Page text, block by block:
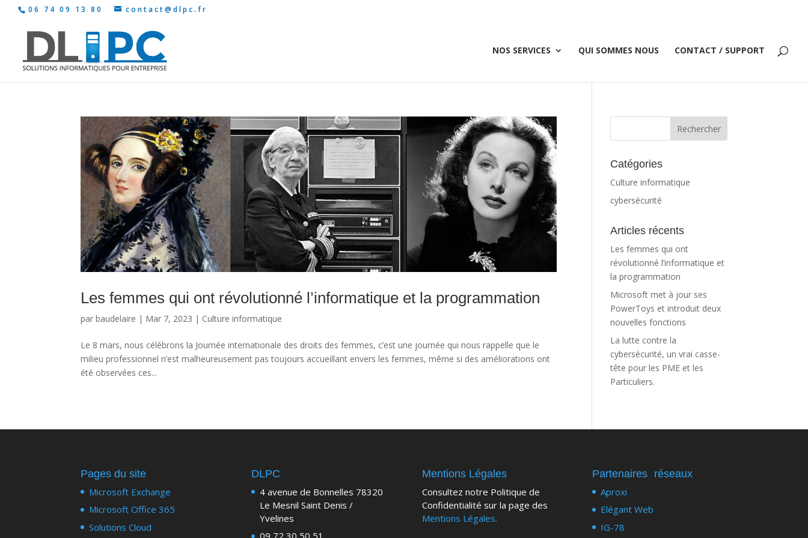
06 74 09 13 80 contact@dlpc.fr
NOS SERVICES QUI SOMMES NOUS CONTACT / SUPPORT
Les femmes qui ont révolutionné l’informatique et la programmation
parbaudelaire | Mar 7, 2023 | Culture informatique
Le 8 mars, nous célébrons la Journée internationale des droits des femmes, c’est une journée qui nous rappelle que le
milieu professionnel n’est malheureusement pas toujours accueillant envers les femmes, même si des améliorations ont
été observées ces...
Catégories
Culture informatique
cybersécurité
Articles récents
Les femmes qui ont
révolutionné l’informatique et
la programmation
Microsoft met à jour ses
PowerToys et introduit deux
nouvelles fonctions
La lutte contre la
cybersécurité, un vrai casse-
tête pour les PME et les
Particuliers.
Pages du site
Microsoft Exchange
Microsoft Office 365
Solutions Cloud
DLPC
4 avenue de Bonnelles 78320
Le Mesnil Saint Denis /
Yvelines
Mentions Légales
Consultez notre Politique de
Confidentialité sur la page des
Mentions Légales.
Partenaires
Aproxi
Elégant Web
IG-78
réseaux